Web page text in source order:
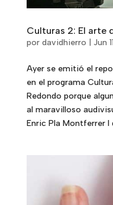
Culturas 2: El arte
por davidhierro Jun
Ayer se emitió el
en el programa
Redondo porque
al maravilloso
Enric Pla Montferrer I